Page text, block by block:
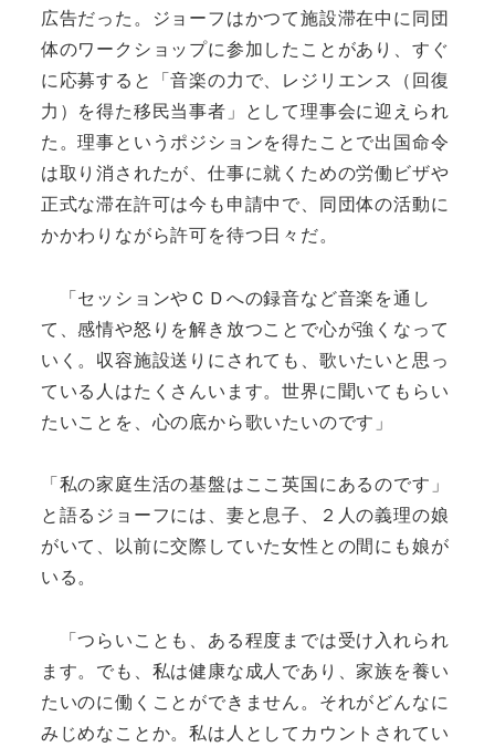
広告だった。ジョーフはかつて施設滞在中に同団
体のワークショップに参加したことがあり、すぐ
に応募すると「音楽の力で、レジリエンス（回復
力）を得た移民当事者」として理事会に迎えられ
た。理事というポジションを得たことで出国命令
は取り消されたが、仕事に就くための労働ビザや
正式な滞在許可は今も申請中で、同団体の活動に
かかわりながら許可を待つ日々だ。
「セッションやＣＤへの録音など音楽を通し
て、感情や怒りを解き放つことで心が強くなって
いく。収容施設送りにされても、歌いたいと思っ
ている人はたくさんいます。世界に聞いてもらい
たいことを、心の底から歌いたいのです」
「私の家庭生活の基盤はここ英国にあるのです」
と語るジョーフには、妻と息子、２人の義理の娘
がいて、以前に交際していた女性との間にも娘が
いる。
「つらいことも、ある程度までは受け入れられ
ます。でも、私は健康な成人であり、家族を養い
たいのに働くことができません。それがどんなに
みじめなことか。私は人としてカウントされてい